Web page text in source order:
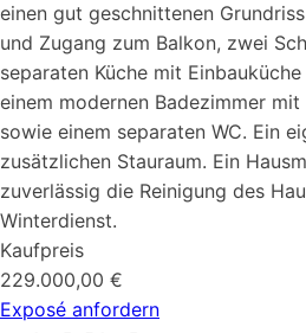
einen gut geschnittenen
und Zugang zum Balkon, zwei
separaten Küche mit
einem modernen Badezimmer mit
sowie einem separaten WC. Ein
zusätzlichen Stauraum. Ein
zuverlässig die Reinigung des
Winterdienst.
Kaufpreis
229.000,00 €
Exposé anfordern